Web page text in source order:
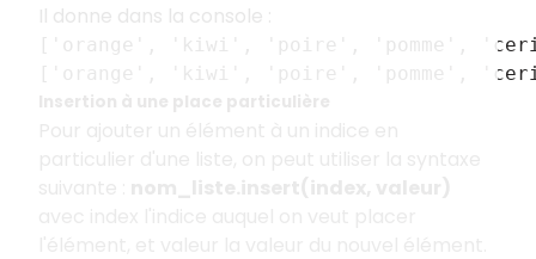
Il donne dans la console :
['orange', 'kiwi', 'poire', 'pomme',
['orange', 'kiwi', 'poire', 'pomme',